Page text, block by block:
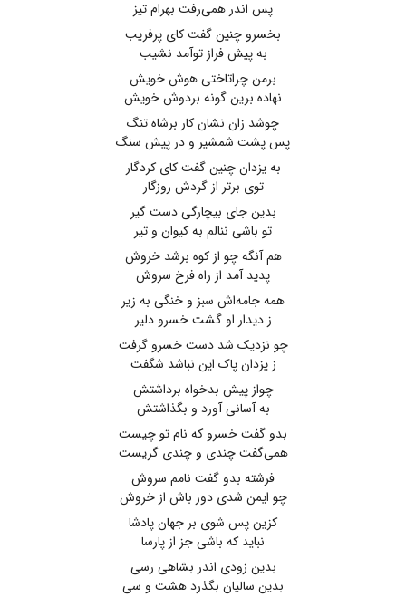
پس اندر همی‌رفت بهرام تیز
بخسرو چنین گفت کای پرفریب
به پیش فراز توآمد نشیب
برمن چراتاختی هوش خویش
نهاده برین گونه بردوش خویش
چوشد زان نشان کار برشاه تنگ
پس پشت شمشیر و در پیش سنگ
به یزدان چنین گفت کای کردگار
توی برتر از گردش روزگار
بدین جای بیچارگی دست گیر
تو باشی ننالم به کیوان و تیر
هم آنگه چو از کوه برشد خروش
پدید آمد از راه فرخ سروش
همه جامه‌اش سبز و خنگی به زیر
ز دیدار او گشت خسرو دلیر
چو نزدیک شد دست خسرو گرفت
ز یزدان پاک این نباشد شگفت
چواز پیش بدخواه برداشتش
به آسانی آورد و بگذاشتش
بدو گفت خسرو که نام تو چیست
همی‌گفت چندی و چندی گریست
فرشته بدو گفت نامم سروش
چو ایمن شدی دور باش از خروش
کزین پس شوی بر جهان پادشا
نباید که باشی جز از پارسا
بدین زودی اندر بشاهی رسی
بدین سالیان بگذرد هشت و سی